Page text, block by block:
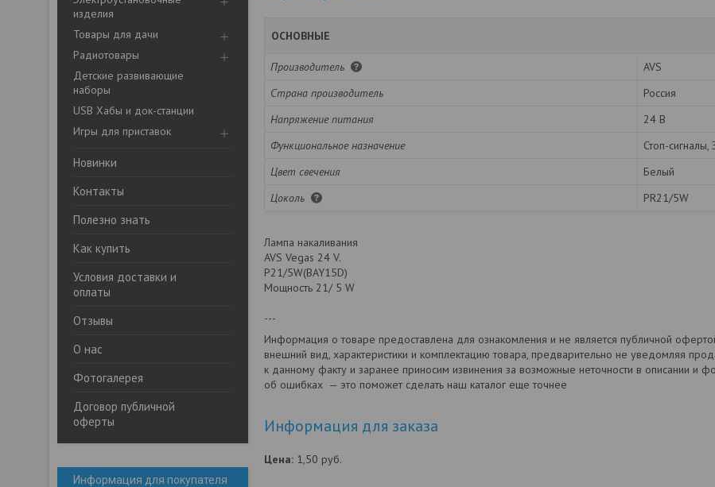
изделия
Товары для дачи
Радиотовары
Детские развивающие
наборы
USB Хабы и док-станции
Игры для приставок
Новинки
Контакты
Полезно знать
Как купить
Условия доставки и
оплаты
Отзывы
О нас
Фотогалерея
Договор публичной
оферты
Информация для покупателя
ОСНОВНЫЕ
Производитель
AVS
Страна производитель
Россия
Напряжение питания
24 В
Функциональное назначение
Стоп-
Цвет свечения
Белый
Цоколь
PR21/5W
Лампа накаливания
AVS Vegas 24 V.
P21/5W(BAY15D)
Мощность 21/ 5 W
---
Информация о товаре предоставлена для ознакомления и не является публичной
внешний вид, характеристики и комплектацию товара, предварительно не уведомляя
к данному факту и заранее приносим извинения за возможные неточности в описании и
об ошибках — это поможет сделать наш каталог еще точнее
Информация для заказа
Цена: 1,50 руб.